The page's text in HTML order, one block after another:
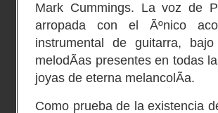
Mark Cummings. La voz de
arropada con el Ãºnico
instrumental de guitarra,
melodÃ­as presentes en todas
joyas de eterna melancolÃ­a.
Como prueba de la existencia